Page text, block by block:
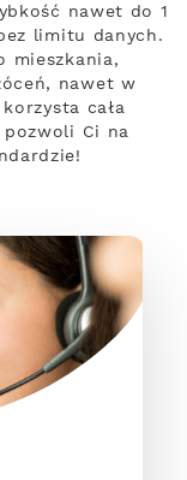
nawet do 1
limitu danych.
mieszkania,
nawet w
cała
Ci na